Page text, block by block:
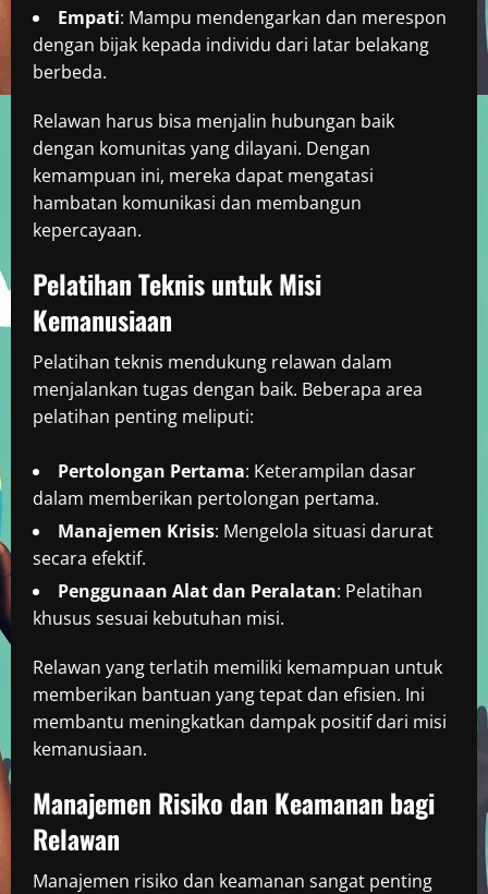
Empati: Mampu mendengarkan dan merespon
dengan bijak kepada individu dari latar belakang
berbeda.
Relawan harus bisa menjalin hubungan baik
dengan komunitas yang dilayani. Dengan
kemampuan ini, mereka dapat mengatasi
hambatan komunikasi dan membangun
kepercayaan.
Pelatihan Teknis untuk Misi
Kemanusiaan
Pelatihan teknis mendukung relawan dalam
menjalankan tugas dengan baik. Beberapa area
pelatihan penting meliputi:
Pertolongan Pertama: Keterampilan dasar
dalam memberikan pertolongan pertama.
Manajemen Krisis: Mengelola situasi darurat
secara efektif.
Penggunaan Alat dan Peralatan: Pelatihan
khusus sesuai kebutuhan misi.
Relawan yang terlatih memiliki kemampuan untuk
memberikan bantuan yang tepat dan efisien. Ini
membantu meningkatkan dampak positif dari misi
kemanusiaan.
Manajemen Risiko dan Keamanan bagi
Relawan
Manajemen risiko dan keamanan sangat penting